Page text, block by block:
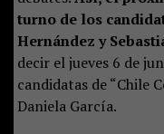
turno de los
Hernández y
decir el jueves 6 de
candidatas de “Chile
Daniela García.